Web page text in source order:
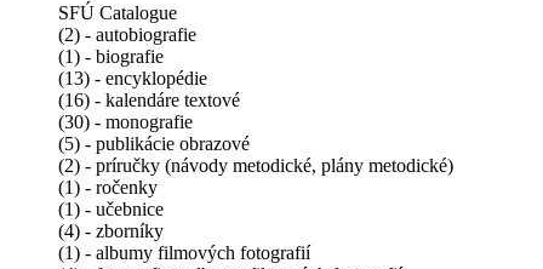
SFÚ Catalogue
(2) - autobiografie
(1) - biografie
(13) - encyklopédie
(16) - kalendáre textové
(30) - monografie
(5) - publikácie obrazové
(2) - príručky (návody metodické, plány metodické)
(1) - ročenky
(1) - učebnice
(4) - zborníky
(1) - albumy filmových fotografií